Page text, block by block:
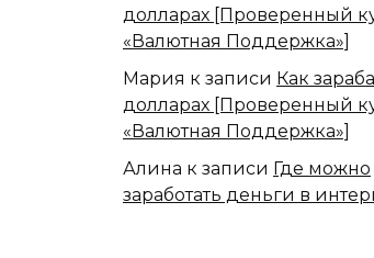
долларах [Проверенный
«Валютная Поддержка»]
Мария к записи Как
долларах [Проверенный
«Валютная Поддержка»]
Алина к записи Где можно
заработать деньги в